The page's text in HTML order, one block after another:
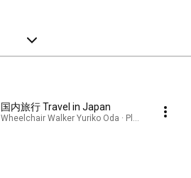
国内旅行 Travel in Japan
Wheelchair Walker Yuriko Oda · Playlist